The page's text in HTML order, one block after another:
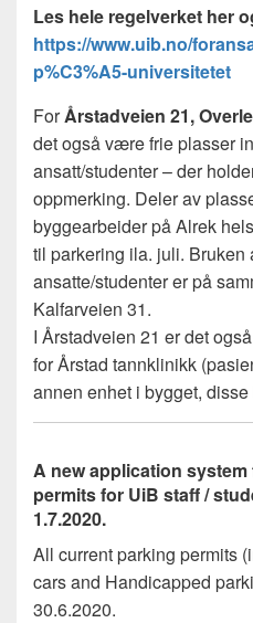
Les hele regelverket her
https://www.uib.no/
p%C3%A5-universitetet
ForÅrstadveien 21,
det også være frie plasser
ansatt/studenter – der
oppmerking. Deler av
byggearbeider på Alrek
til parkering ila. juli. Bruken
ansatte/studenter er på
Kalfarveien 31.
I Årstadveien 21 er det
for Årstad tannklinikk
annen enhet i bygget,
A new application
permits for UiB staff /
1.7.2020.
All current parking permits
cars and Handicapped
30.6.2020.